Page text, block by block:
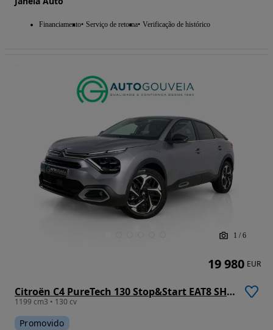
Financiamento Serviço de retoma Verificação de histórico
1 / 6
Citroën C4 PureTech 130 Stop&Start EAT8 SHINE
1199 cm3 • 130 cv
Promovido
19 980 EUR